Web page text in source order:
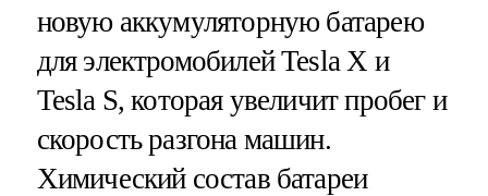
новую аккумуляторную батарею
для электромобилей Tesla X и
Tesla S, которая увеличит пробег и
скорость разгона машин.
Химический состав батареи